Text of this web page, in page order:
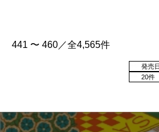
441 〜 460／全4,565件
20件